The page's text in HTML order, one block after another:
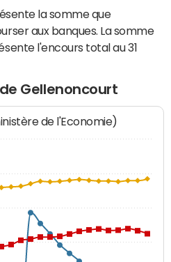
la somme que
aux banques. La somme
l'encours total au 31
Gellenoncourt
de l'Economie)